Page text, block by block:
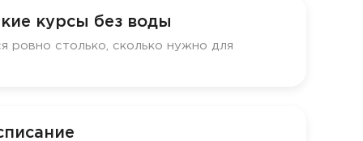
курсы без воды
ровно столько, сколько нужно для